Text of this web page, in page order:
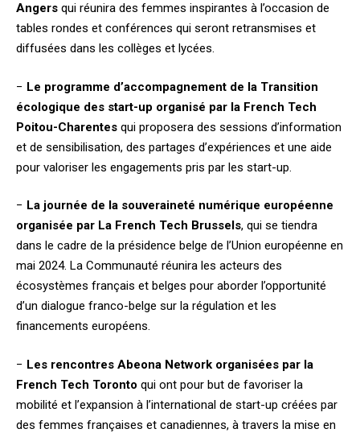
Angers qui réunira des femmes inspirantes à l’occasion de
tables rondes et conférences qui seront retransmises et
diffusées dans les collèges et lycées.
− Le programme d’accompagnement de la Transition
écologique des start-up organisé par la French Tech
Poitou-Charentes qui proposera des sessions d’information
et de sensibilisation, des partages d’expériences et une aide
pour valoriser les engagements pris par les start-up.
− La journée de la souveraineté numérique européenne
organisée par La French Tech Brussels, qui se tiendra
dans le cadre de la présidence belge de l’Union européenne en
mai 2024. La Communauté réunira les acteurs des
écosystèmes français et belges pour aborder l’opportunité
d’un dialogue franco-belge sur la régulation et les
financements européens.
− Les rencontres Abeona Network organisées par la
French Tech Toronto qui ont pour but de favoriser la
mobilité et l’expansion à l’international de start-up créées par
des femmes françaises et canadiennes, à travers la mise en